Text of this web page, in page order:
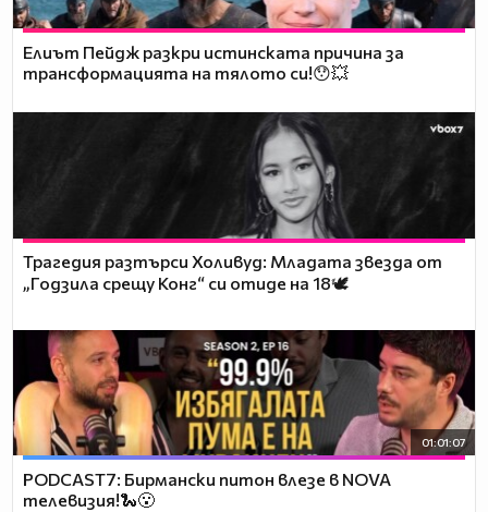
Елиът Пейдж разкри истинската причина за
трансформацията на тялото си!😯💥
Трагедия разтърси Холивуд: Младата звезда от
„Годзила срещу Конг“ си отиде на 18🕊️
01:01:07
PODCAST7: Бирмански питон влезе в NOVA
телевизия!🐍😮